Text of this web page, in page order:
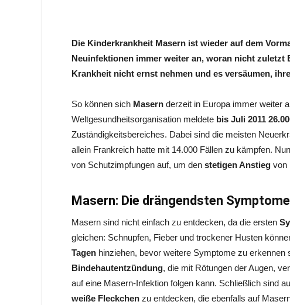
Die Kinderkrankheit Masern ist wieder auf dem
Neuinfektionen immer weiter an, woran nicht zuletzt
Krankheit nicht ernst nehmen und es versäumen,
So können sich Masern derzeit in Europa immer weiter
Weltgesundheitsorganisation meldete bis Juli 2011
Zuständigkeitsbereiches. Dabei sind die meisten
allein Frankreich hatte mit 14.000 Fällen zu kämpfen.
von Schutzimpfungen auf, um den stetigen Anstieg von
Masern: Die drängendsten Symptome
Masern sind nicht einfach zu entdecken, da die ersten
gleichen: Schnupfen, Fieber und trockener Husten
Tagen hinziehen, bevor weitere Symptome zu
Bindehautentzündung, die mit Rötungen der Augen,
auf eine Masern-Infektion folgen kann. Schließlich sind
weiße Fleckchen zu entdecken, die ebenfalls auf